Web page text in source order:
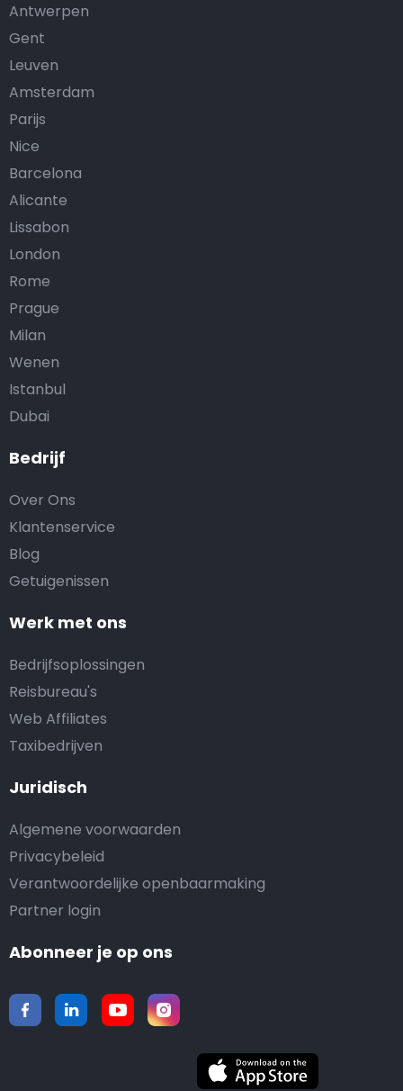
Bedrijf
Over Ons
Klantenservice
Blog
Getuigenissen
Werk met ons
Bedrijfsoplossingen
Reisbureau's
Web Affiliates
Taxibedrijven
Juridisch
Algemene voorwaarden
Privacybeleid
Verantwoordelijke openbaarmaking
Partner login
Antwerpen
Gent
Leuven
Amsterdam
Parijs
Nice
Barcelona
Alicante
Lissabon
London
Rome
Prague
Milan
Wenen
Istanbul
Dubai
Abonneer je op ons